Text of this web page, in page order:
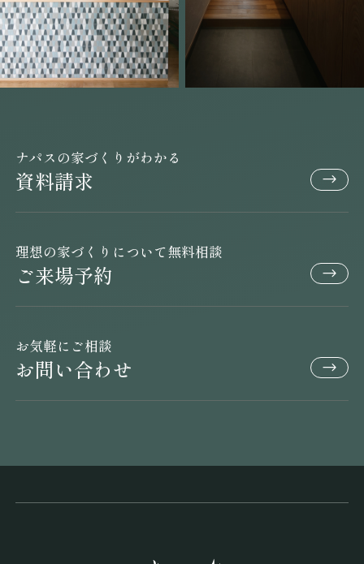
ナパスの家づくりがわかる
資料請求
理想の家づくりについて無料相談
ご来場予約
お気軽にご相談
お問い合わせ